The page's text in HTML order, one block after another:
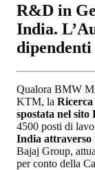
R&D in
India.
Qualora BMW
KTM, la
spostata nel
4500 posti di
India
Bajaj Group,
per conto della